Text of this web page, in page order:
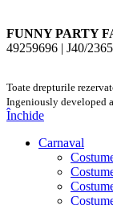
FUNNY PARTY
49259696 | J40/
Toate drepturile
Ingeniously developed
Închide
Carnaval